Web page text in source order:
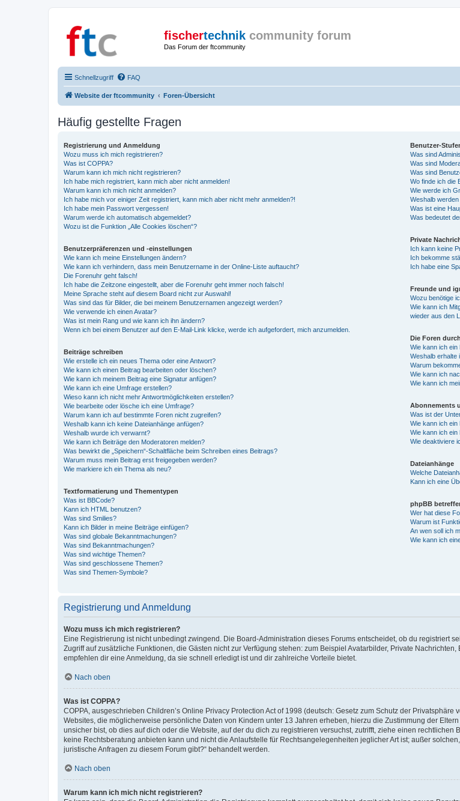
fischertechnik community forum
Das Forum der ftcommunity
Schnellzugriff FAQ
Website der ftcommunity Foren-Übersicht
Häufig gestellte Fragen
Registrierung und Anmeldung
Wozu muss ich mich registrieren?
Was ist COPPA?
Warum kann ich mich nicht registrieren?
Ich habe mich registriert, kann mich aber nicht anmelden!
Warum kann ich mich nicht anmelden?
Ich habe mich vor einiger Zeit registriert, kann mich aber nicht mehr anmelden?!
Ich habe mein Passwort vergessen!
Warum werde ich automatisch abgemeldet?
Wozu ist die Funktion „Alle Cookies löschen“?
Benutzerpräferenzen und -einstellungen
Wie kann ich meine Einstellungen ändern?
Wie kann ich verhindern, dass mein Benutzername in der Online-Liste auftaucht?
Die Forenuhr geht falsch!
Ich habe die Zeitzone eingestellt, aber die Forenuhr geht immer noch falsch!
Meine Sprache steht auf diesem Board nicht zur Auswahl!
Was sind das für Bilder, die bei meinem Benutzernamen angezeigt werden?
Wie verwende ich einen Avatar?
Was ist mein Rang und wie kann ich ihn ändern?
Wenn ich bei einem Benutzer auf den E-Mail-Link klicke, werde ich aufgefordert, mich anzumelden.
Beiträge schreiben
Wie erstelle ich ein neues Thema oder eine Antwort?
Wie kann ich einen Beitrag bearbeiten oder löschen?
Wie kann ich meinem Beitrag eine Signatur anfügen?
Wie kann ich eine Umfrage erstellen?
Wieso kann ich nicht mehr Antwortmöglichkeiten erstellen?
Wie bearbeite oder lösche ich eine Umfrage?
Warum kann ich auf bestimmte Foren nicht zugreifen?
Weshalb kann ich keine Dateianhänge anfügen?
Weshalb wurde ich verwarnt?
Wie kann ich Beiträge den Moderatoren melden?
Was bewirkt die „Speichern“-Schaltfläche beim Schreiben eines Beitrags?
Warum muss mein Beitrag erst freigegeben werden?
Wie markiere ich ein Thema als neu?
Textformatierung und Thementypen
Was ist BBCode?
Kann ich HTML benutzen?
Was sind Smilies?
Kann ich Bilder in meine Beiträge einfügen?
Was sind globale Bekanntmachungen?
Was sind Bekanntmachungen?
Was sind wichtige Themen?
Was sind geschlossene Themen?
Was sind Themen-Symbole?
Benutzer-
Was sind
Was sind
Was sind
Wo finde ich die
Wie werde ich
Weshalb
Was ist eine
Was bedeutet
Private
Ich kann keine
Ich bekomme
Ich habe eine
Freunde und
Wozu benötige
Wie kann ich
wieder aus den
Die Foren
Wie kann ich
Weshalb erhalte
Warum
Wie kann ich
Wie kann ich
Abonnements
Was ist der
Wie kann ich
Wie kann ich
Wie deaktiviere
Dateianhänge
Welche
Kann ich eine
phpBB
Wer hat diese
Warum ist
An wen soll ich
Wie kann ich
Registrierung und Anmeldung
Wozu muss ich mich registrieren?
Eine Registrierung ist nicht unbedingt zwingend. Die Board-Administration dieses Forums entscheidet, ob du registriert
Zugriff auf zusätzliche Funktionen, die Gästen nicht zur Verfügung stehen: zum Beispiel Avatarbilder, Private
empfehlen dir eine Anmeldung, da sie schnell erledigt ist und dir zahlreiche Vorteile bietet.
Nach oben
Was ist COPPA?
COPPA, ausgeschrieben Children’s Online Privacy Protection Act of 1998 (deutsch: Gesetz zum Schutz der
Websites, die möglicherweise persönliche Daten von Kindern unter 13 Jahren erheben, hierzu die Zustimmung der
unsicher bist, ob dies auf dich oder die Website, auf der du dich zu registrieren versuchst, zutrifft, ziehe einen
keine Rechtsberatung anbieten kann und nicht die Anlaufstelle für Rechtsangelegenheiten jeglicher Art ist; außer
juristische Anfragen zu diesem Forum gibt?“ behandelt werden.
Nach oben
Warum kann ich mich nicht registrieren?